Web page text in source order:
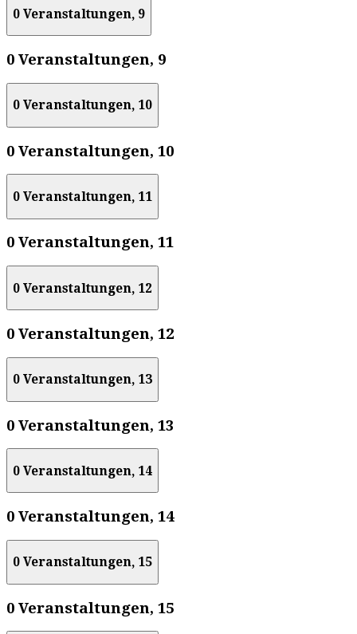
0 Veranstaltungen, 9
0 Veranstaltungen, 9
0 Veranstaltungen, 10
0 Veranstaltungen, 10
0 Veranstaltungen, 11
0 Veranstaltungen, 11
0 Veranstaltungen, 12
0 Veranstaltungen, 12
0 Veranstaltungen, 13
0 Veranstaltungen, 13
0 Veranstaltungen, 14
0 Veranstaltungen, 14
0 Veranstaltungen, 15
0 Veranstaltungen, 15